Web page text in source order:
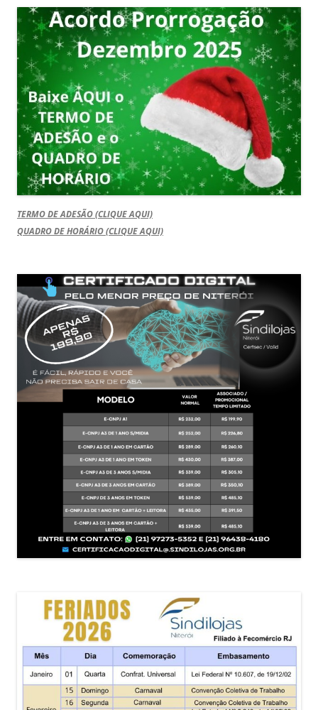
TERMO DE ADESÃO (CLIQUE AQUI)
QUADRO DE HORÁRIO (CLIQUE AQUI)